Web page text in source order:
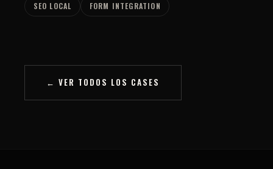
SEO LOCAL
FORM INTEGRATION
← VER TODOS LOS CASES